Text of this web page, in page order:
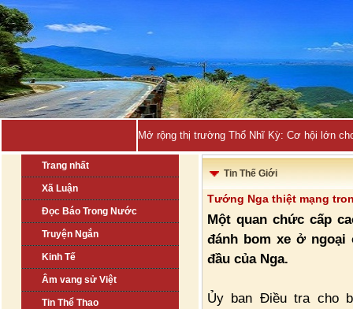
Mở rộng thị trường Thổ Nhĩ Kỳ: Cơ hội lớn
Trang nhất
Xã Luận
Đọc Báo Trong Nước
Truyện Ngắn
Kinh Tế
Âm vang sử Việt
Tin Thể Thao
Tin Thế Giới
Tướng Nga thiệt mạng
Một quan chức cấp
đánh bom xe ở
đầu của Nga.
Ủy ban Điều tra cho